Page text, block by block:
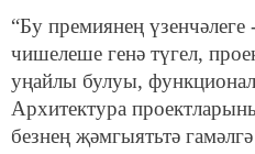
“Бу премиянең үзенчәлеге
чишелеше генә түгел,
уңайлы булуы,
Архитектура
безнең җәмгыятьтә